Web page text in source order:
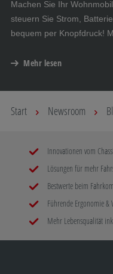
Machen Sie Ihr
steuern Sie Strom,
bequem per Knopfdruck!
Mehr lesen
Start Newsroom
Innovationen vom
Lösungen für mehr
Bestwerte beim
Führende Ergonomie
Mehr Lebensqualität